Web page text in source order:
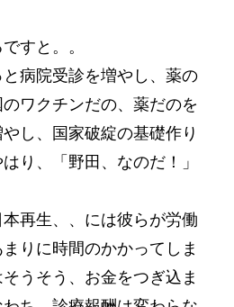
すと。。
病院受診を増やし、薬の
ワクチンだの、薬だのを
し、国家破綻の基礎作り
り、「野田、なのだ！」
再生、、には彼らが労働
りに時間のかかってしま
うそう、お金をつぎ込ま